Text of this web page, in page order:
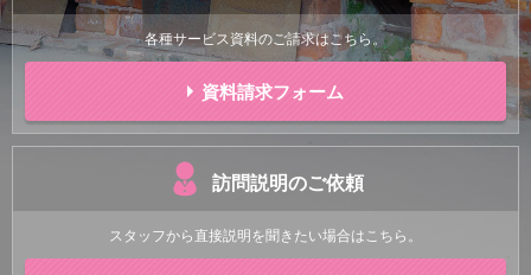
各種サービス資料のご請求はこちら。
資料請求フォーム
訪問説明のご依頼
スタッフから直接説明を聞きたい場合はこちら。